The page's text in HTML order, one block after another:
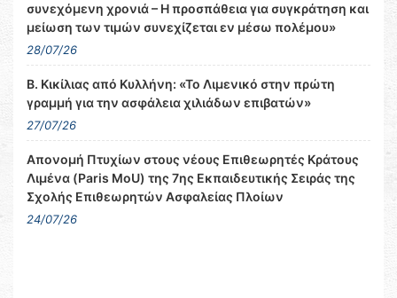
συνεχόμενη χρονιά – Η προσπάθεια για συγκράτηση και
μείωση των τιμών συνεχίζεται εν μέσω πολέμου»
28/07/26
Β. Κικίλιας από Κυλλήνη: «Το Λιμενικό στην πρώτη
γραμμή για την ασφάλεια χιλιάδων επιβατών»
27/07/26
Απονομή Πτυχίων στους νέους Επιθεωρητές Κράτους
Λιμένα (Paris MoU) της 7ης Εκπαιδευτικής Σειράς της
Σχολής Επιθεωρητών Ασφαλείας Πλοίων
24/07/26